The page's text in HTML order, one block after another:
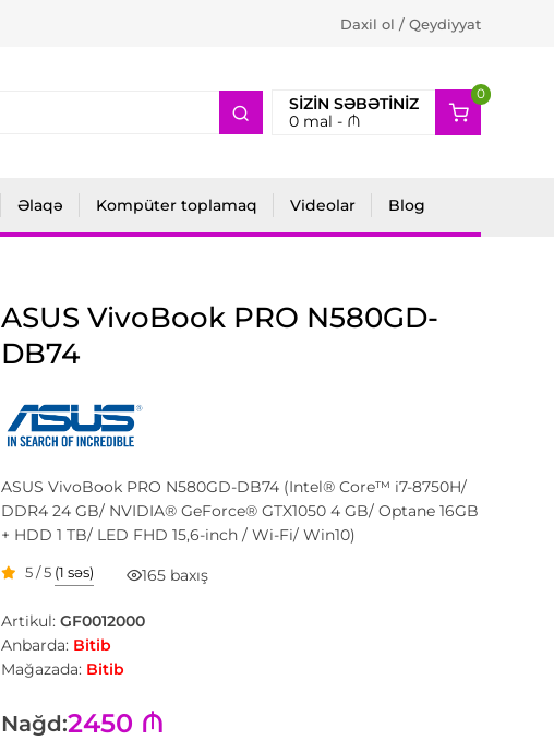
Daxil ol / Qeydiyyat
SIZIN SƏBƏTINIZ
0mal - ₼
0
2
Əlaqə Kompüter toplamaq Videolar Blog
ASUS VivoBook PRO N580GD-
DB74
ASUS VivoBook PRO N580GD-DB74 (Intel® Core™ i7-8750H/
DDR4 24 GB/ NVIDIA® GeForce® GTX1050 4 GB/ Optane 16GB
+ HDD 1 TB/ LED FHD 15,6-inch / Wi-Fi/ Win10)
5 / 5 (1 səs) 165 baxış
Artikul: GF0012000
Anbarda: Bitib
Mağazada: Bitib
Nağd:2450 ₼